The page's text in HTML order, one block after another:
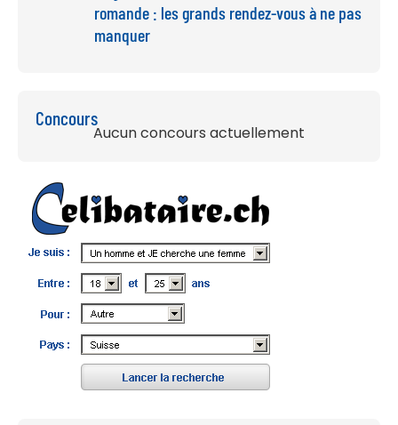
romande : les grands rendez-vous à ne pas
manquer
Concours
Aucun concours actuellement